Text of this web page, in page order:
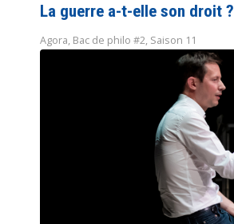
La guerre a-t-elle son droit ?
Agora, Bac de philo #2, Saison 11